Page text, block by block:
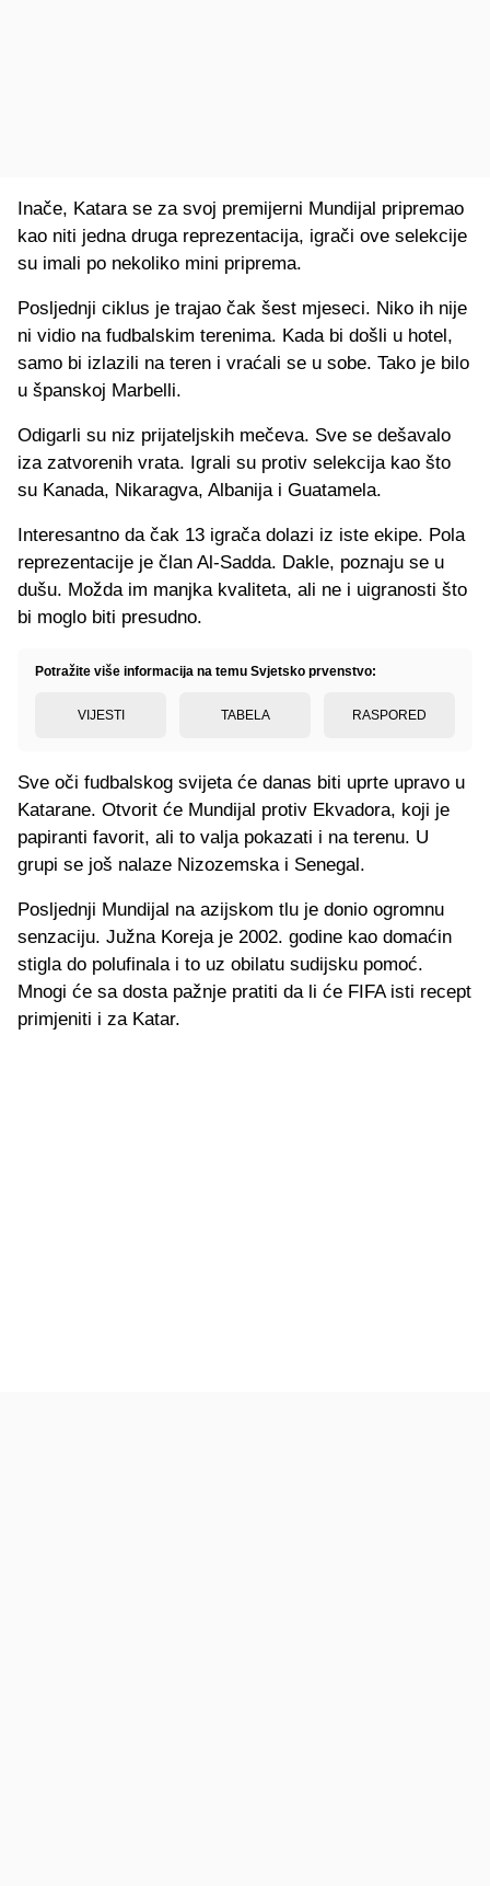
Inače, Katara se za svoj premijerni Mundijal pripremao
kao niti jedna druga reprezentacija, igrači ove selekcije
su imali po nekoliko mini priprema.
Posljednji ciklus je trajao čak šest mjeseci. Niko ih nije
ni vidio na fudbalskim terenima. Kada bi došli u hotel,
samo bi izlazili na teren i vraćali se u sobe. Tako je bilo
u španskoj Marbelli.
Odigarli su niz prijateljskih mečeva. Sve se dešavalo
iza zatvorenih vrata. Igrali su protiv selekcija kao što
su Kanada, Nikaragva, Albanija i Guatamela.
Interesantno da čak 13 igrača dolazi iz iste ekipe. Pola
reprezentacije je član Al-Sadda. Dakle, poznaju se u
dušu. Možda im manjka kvaliteta, ali ne i uigranosti što
bi moglo biti presudno.
Potražite više informacija na temu Svjetsko prvenstvo:
VIJESTI TABELA RASPORED
Sve oči fudbalskog svijeta će danas biti uprte upravo u
Katarane. Otvorit će Mundijal protiv Ekvadora, koji je
papiranti favorit, ali to valja pokazati i na terenu. U
grupi se još nalaze Nizozemska i Senegal.
Posljednji Mundijal na azijskom tlu je donio ogromnu
senzaciju. Južna Koreja je 2002. godine kao domaćin
stigla do polufinala i to uz obilatu sudijsku pomoć.
Mnogi će sa dosta pažnje pratiti da li će FIFA isti recept
primjeniti i za Katar.